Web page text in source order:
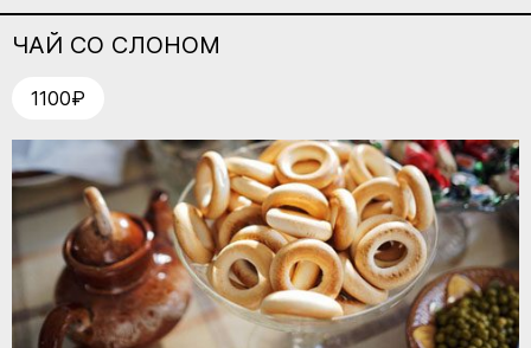
КУПИТЬ БИЛЕТ
ЧАЙ СО СЛОНОМ
1100₽